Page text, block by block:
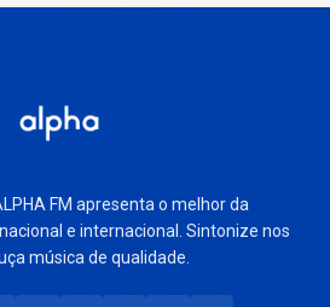
FM apresenta o melhor da
e internacional. Sintonize nos
música de qualidade.